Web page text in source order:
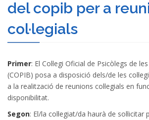
del copib per a
col·legials
Primer: El Col·legi Oficial de Psicòlegs de
(COPIB) posa a disposició dels/de les
a la realització de reunions col·legials en
disponibilitat.
Segon: El/la col·legiat/da haurà de sol·licitar